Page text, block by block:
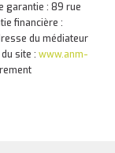
garantie : 89 rue
financière :
du médiateur
site : www.anm-